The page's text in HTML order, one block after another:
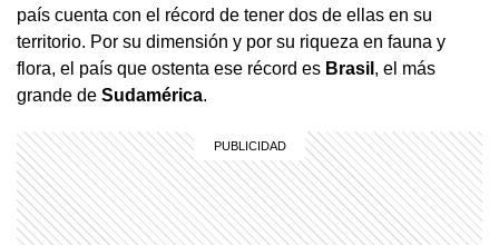
país cuenta con el récord de tener dos de ellas en su
territorio. Por su dimensión y por su riqueza en fauna y
flora, el país que ostenta ese récord es Brasil , el más
grande de Sudamérica.